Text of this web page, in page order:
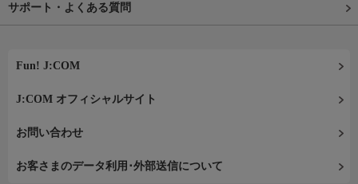
サポート・よくある質問
Fun! J:COM
J:COM オフィシャルサイト
お問い合わせ
お客さまのデータ利用･外部送信について